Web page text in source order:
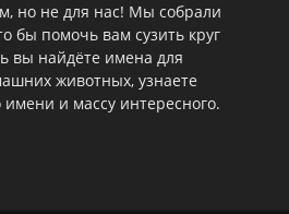
но не для нас! Мы собрали
бы помочь вам сузить круг
вы найдёте имена для
животных, узнаете
и массу интересного.